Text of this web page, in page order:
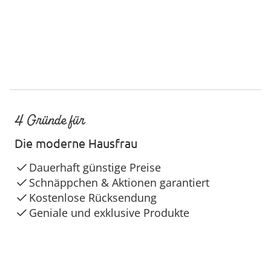
4 Gründe für
Die moderne Hausfrau
Dauerhaft günstige Preise
Schnäppchen & Aktionen garantiert
Kostenlose Rücksendung
Geniale und exklusive Produkte